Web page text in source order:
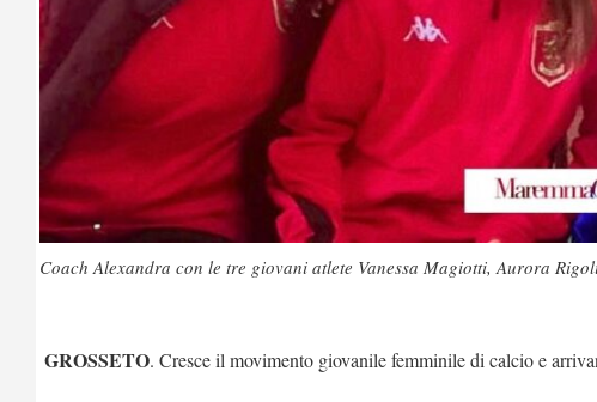
Coach Alexandra con le tre giovani atlete Vanessa Magiotti, Aurora
GROSSETO. Cresce il movimento giovanile femminile di calcio e